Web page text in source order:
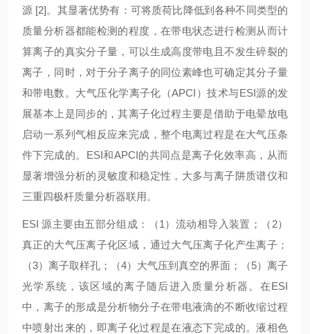
源 [2]。其显著优势有：可将质荷比降低到各种不同类型的
质量分析器都能检测的程度，在带电状态进行检测从而计
算离子的真实分子量，可以生成高度带电且不发生碎裂的
离子，同时，对于分子离子的同位素峰也可确定其分子量
和带电数。大气压化学离子化（APCI）技术与ESI源的发
展基本上是同步的，其离子化过程主要是借助于电晕放电
启动一系列气相反应来完成，整个电离过程是在大气压条
件下完成的。ESI和APCI的共同点是离子化效率高，从而
显著增强分析的灵敏度和稳定性，大多与离子阱质谱仪和
三重四极杆质量分析器联用。
ESI 源主要由五部分组成：（1）流动相导入装置；（2）
真正的大气压离子化区域，通过大气压离子化产生离子；
（3）离子取样孔；（4）大气压到真空的界面；（5）离子
光学系统，该区域的离子随后进入质量分析器。在ESI
中，离子的形成是分析物分子在带电液滴的不断收缩过程
中喷射出来的，即离子化过程是在液态下完成的。液相色